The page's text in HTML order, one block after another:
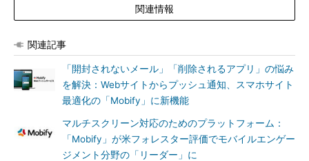
関連情報
関連記事
「開封されないメール」「削除されるアプリ」の悩み
を解決：Webサイトからプッシュ通知、スマホサイト
最適化の「Mobify」に新機能
マルチスクリーン対応のためのプラットフォーム：
「Mobify」が米フォレスター評価でモバイルエンゲー
ジメント分野の「リーダー」に